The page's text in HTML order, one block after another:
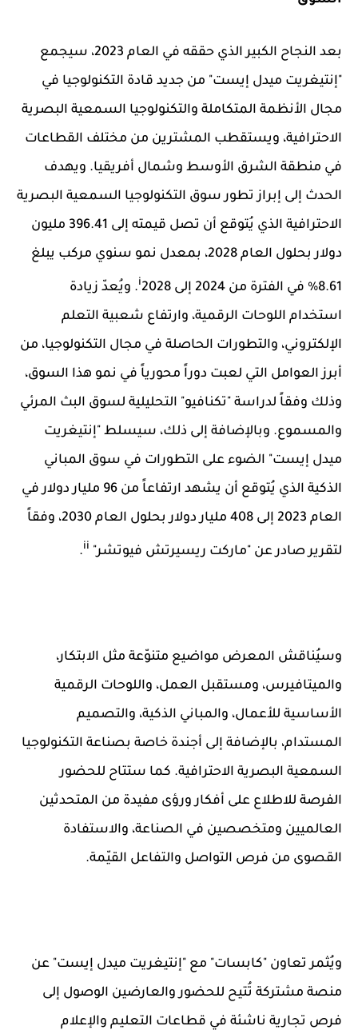
بعد النجاح الكبير الذي حققه في العام 2023، سيجمع
"إنتيغريت ميدل إيست" من جديد قادة التكنولوجيا في
مجال الأنظمة المتكاملة والتكنولوجيا السمعية البصرية
الاحترافية، ويستقطب المشترين من مختلف القطاعات
في منطقة الشرق الأوسط وشمال أفريقيا. ويهدف
الحدث إلى إبراز تطور سوق التكنولوجيا السمعية البصرية
الاحترافية الذي يُتوقع أن تصل قيمته إلى 396.41 مليون
دولار بحلول العام 2028، بمعدل نمو سنوي مركب يبلغ
8.61% في الفترة من 2024 إلى 2028 i. ويُعدّ زيادة
استخدام اللوحات الرقمية، وارتفاع شعبية التعلم
الإلكتروني، والتطورات الحاصلة في مجال التكنولوجيا، من
أبرز العوامل التي لعبت دوراً محورياً في نمو هذا السوق،
وذلك وفقاً لدراسة "تكنافيو" التحليلية لسوق البث المرئي
والمسموع. وبالإضافة إلى ذلك، سيسلط "إنتيغريت
ميدل إيست" الضوء على التطورات في سوق المباني
الذكية الذي يُتوقع أن يشهد ارتفاعاً من 96 مليار دولار في
العام 2023 إلى 408 مليار دولار بحلول العام 2030، وفقاً
لتقرير صادر عن "ماركت ريسيرتش فيوتشر" ii
.
وسيُناقش المعرض مواضيع متنوّعة مثل الابتكار،
والميتافيرس، ومستقبل العمل، واللوحات الرقمية
الأساسية للأعمال، والمباني الذكية، والتصميم
المستدام، بالإضافة إلى أجندة خاصة بصناعة التكنولوجيا
السمعية البصرية الاحترافية. كما ستتاح للحضور
الفرصة للاطلاع على أفكار ورؤى مفيدة من المتحدثين
العالميين ومتخصصين في الصناعة، والاستفادة
القصوى من فرص التواصل والتفاعل القيّمة.
ويُثمر تعاون "كابسات" مع "إنتيغريت ميدل إيست" عن
منصة مشتركة تُتيح للحضور والعارضين الوصول إلى
فرص تجارية ناشئة في قطاعات التعليم والإعلام